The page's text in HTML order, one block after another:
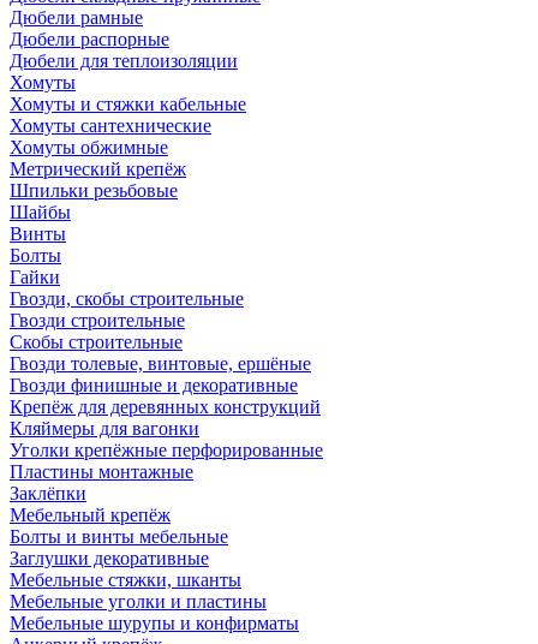
Дюбели рамные
Дюбели распорные
Дюбели для теплоизоляции
Хомуты
Хомуты и стяжки кабельные
Хомуты сантехнические
Хомуты обжимные
Метрический крепёж
Шпильки резьбовые
Шайбы
Винты
Болты
Гайки
Гвозди, скобы строительные
Гвозди строительные
Скобы строительные
Гвозди толевые, винтовые, ершёные
Гвозди финишные и декоративные
Крепёж для деревянных конструкций
Кляймеры для вагонки
Уголки крепёжные перфорированные
Пластины монтажные
Заклёпки
Мебельный крепёж
Болты и винты мебельные
Заглушки декоративные
Мебельные стяжки, шканты
Мебельные уголки и пластины
Мебельные шурупы и конфирматы